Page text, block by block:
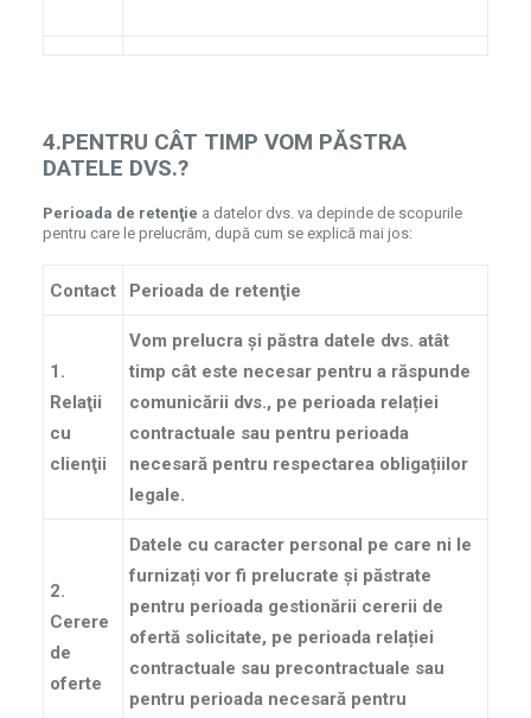
4.PENTRU CÂT TIMP VOM PĂSTRA
DATELE DVS.?
Perioada de retenţie a datelor dvs. va depinde de scopurile
pentru care le prelucrăm, după cum se explică mai jos:
Contact Perioada de retenţie
1.
Relaţii
cu
clienţii
Vom prelucra și păstra datele dvs. atât
timp cât este necesar pentru a răspunde
comunicării dvs., pe perioada relației
contractuale sau pentru perioada
necesară pentru respectarea obligațiilor
legale.
2.
Cerere
de
oferte
Datele cu caracter personal pe care ni le
furnizați vor fi prelucrate și păstrate
pentru perioada gestionării cererii de
ofertă solicitate, pe perioada relației
contractuale sau precontractuale sau
pentru perioada necesară pentru